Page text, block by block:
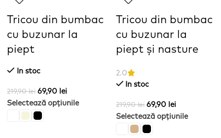
Tricou din bumbac
cu buzunar la
piept
In stoc
219,90lei 69,90 lei
Selectează opțiunile
Tricou din bumbac
cu buzunar la
piept și nasture
2.0
In stoc
219,90lei 69,90 lei
Selectează opțiunile